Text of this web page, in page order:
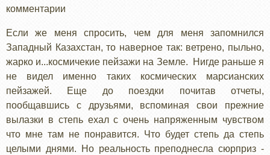
ОБЩЕЕ
ОПИСАНИЕ
комментарии
Если же меня спросить, чем для меня запомнился
Западный Казахстан, то наверное так: ветрено, пыльно,
жарко и...космичекие пейзажи на Земле. Нигде раньше я
не видел именно таких космических марсианских
пейзажей. Еще до поездки почитав отчеты,
пообщавшись с друзьями, вспоминая свои прежние
вылазки в степь ехал с очень напряженным чувством
что мне там не понравится. Что будет степь да степь
целыми днями. Но реальность преподнесла сюрприз -